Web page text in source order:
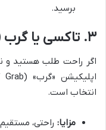
برسید.
۳. تاکسی یا گرب (Grab)
اگر راحت طلب هستید و
انتخاب است.
مزایا: راحتی،